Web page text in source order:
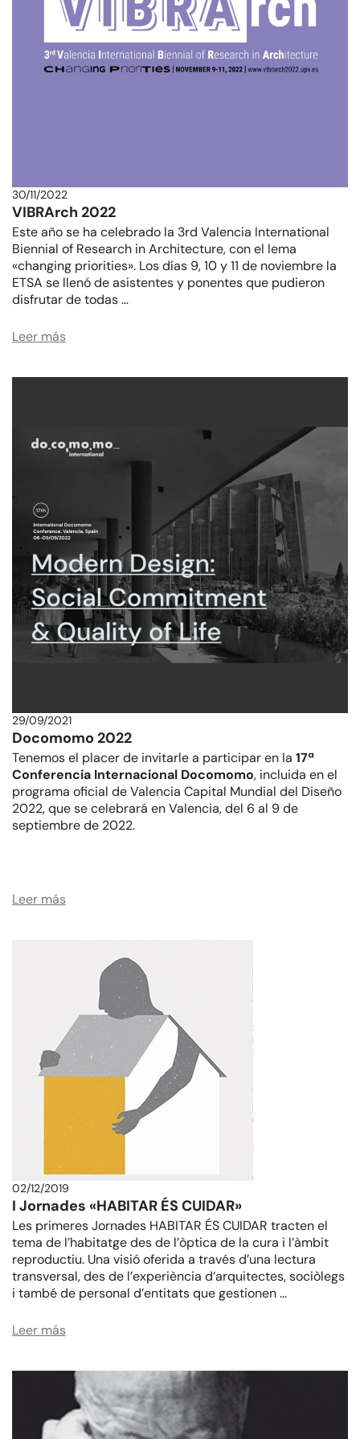
30/11/2022
VIBRArch 2022
Este año se ha celebrado la 3rd Valencia International
Biennial of Research in Architecture, con el lema
«changing priorities». Los días 9, 10 y 11 de noviembre la
ETSA se llenó de asistentes y ponentes que pudieron
disfrutar de todas …
Leer más
29/09/2021
Docomomo 2022
Tenemos el placer de invitarle a participar en la 17ª
Conferencia Internacional Docomomo, incluida en el
programa oficial de Valencia Capital Mundial del Diseño
2022, que se celebrará en Valencia, del 6 al 9 de
septiembre de 2022.
Leer más
02/12/2019
I Jornades «HABITAR ÉS CUIDAR»
Les primeres Jornades HABITAR ÉS CUIDAR tracten el
tema de l’habitatge des de l’òptica de la cura i l’àmbit
reproductiu. Una visió oferida a través d’una lectura
transversal, des de l’experiència d’arquitectes, sociòlegs
i també de personal d’entitats que gestionen …
Leer más